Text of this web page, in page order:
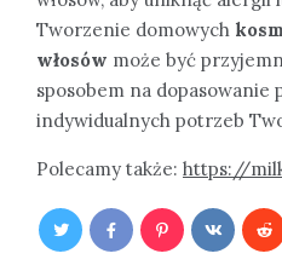
Tworzenie domowych
włosów może być
sposobem na dopasowanie
indywidualnych potrzeb
Polecamy także: https://